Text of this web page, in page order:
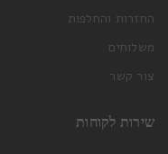
החזרות והחלפות
משלוחים
צור קשר
שירות לקוחות